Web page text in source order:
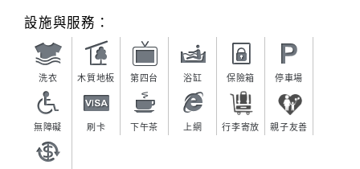
設施與服務：
洗衣 木質地板 第四台 浴缸 保險箱 停車場
無障礙 刷卡 下午茶 上網 行李寄放 親子友善